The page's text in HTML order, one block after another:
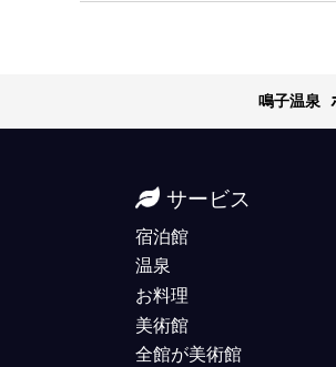
鳴子温泉
サービス
宿泊館
温泉
お料理
美術館
全館が美術館